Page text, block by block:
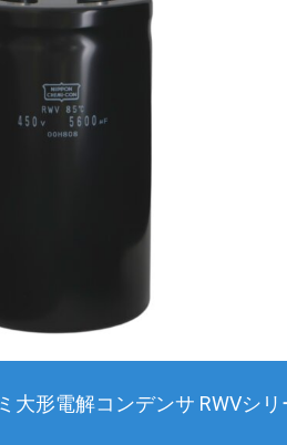
大形電解コンデンサ RWVシリ